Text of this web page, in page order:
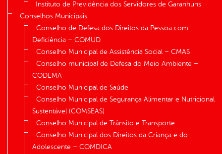
Instituto de Previdência dos Servidores de Garanhuns
Conselhos Municipais
Conselho de Defesa dos Direitos da Pessoa com
Deficiência – COMUD
Conselho Municipal de Assistência Social – CMAS
Conselho municipal de Defesa do Meio Ambiente –
CODEMA
Conselho Municipal de Saúde
Conselho Municipal de Segurança Alimentar e Nutricional
Sustentável (COMSEAS)
Conselho Municipal de Trânsito e Transporte
Conselho Municipal dos Direitos da Criança e do
Adolescente – COMDICA